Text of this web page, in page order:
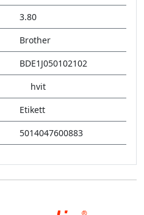
3.80
Brother
BDE1J050102102
hvit
Etikett
5014047600883